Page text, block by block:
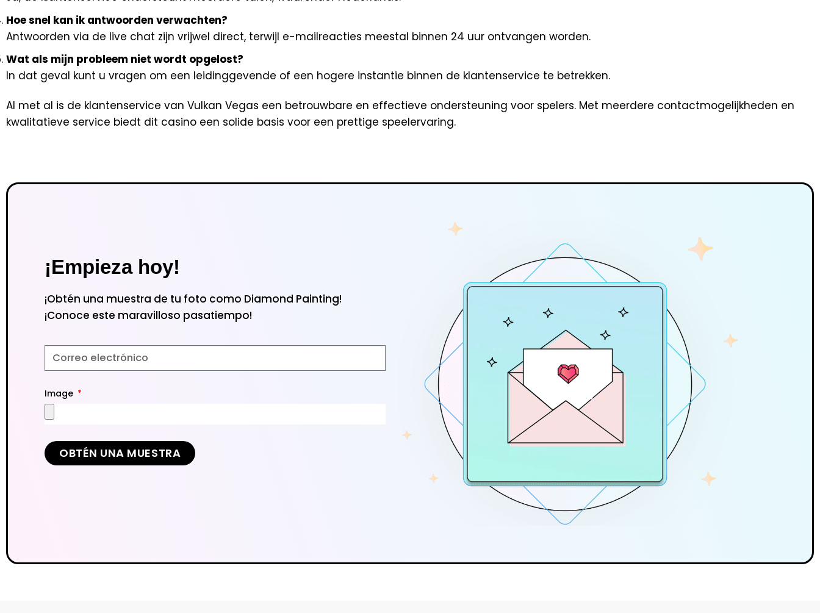
Hoe snel kan ik antwoorden verwachten?
Antwoorden via de live chat zijn vrijwel direct, terwijl e-mailreacties meestal binnen 24 uur ontvangen worden.
Wat als mijn probleem niet wordt opgelost?
In dat geval kunt u vragen om een leidinggevende of een hogere instantie binnen de klantenservice te betrekken.
Al met al is de klantenservice van Vulkan Vegas een betrouwbare en effectieve ondersteuning voor spelers. Met meerdere contactmogelijkheden en
kwalitatieve service biedt dit casino een solide basis voor een prettige speelervaring.
¡Empieza hoy!
¡Obtén una muestra de tu foto como Diamond Painting!
¡Conoce este maravilloso pasatiempo!
Image
OBTÉN UNA MUESTRA